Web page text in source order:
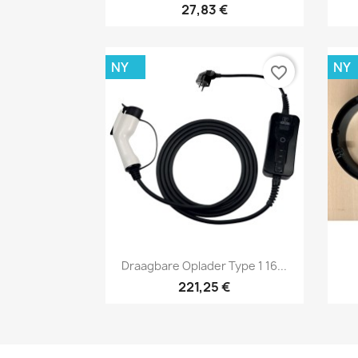
27,83 €
Vis her
Draagbare Oplader Type 1 16...
221,25 €
NY favorite_border NY